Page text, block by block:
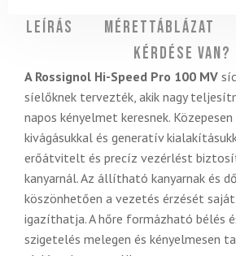
Leírás Mérettáblázat
Kérdése van?
A Rossignol Hi-Speed Pro 100 MV
síelőknek tervezték, akik nagy
napos kényelmet keresnek.
kivágásukkal és generatív
erőátvitelt és precíz vezérlést
kanyarnál. Az állítható kanyarnak és
köszönhetően a vezetés érzését
igazíthatja. A hőre formázható bélés
szigetelés melegen és kényelmesen